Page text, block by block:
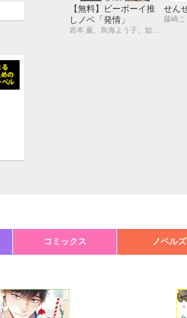
【無料】ビーボーイ推
しノベ「発情」
岩本 薫、鳥海よう子、如月弘鷹、北上れん、一式アキラ
せん
藤崎こ
コミックス ノベルズ